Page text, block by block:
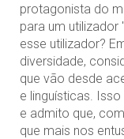
protagonista do
para um utilizador
esse utilizador?
diversidade,
que vão desde
e linguísticas.
e admito que,
que mais nos